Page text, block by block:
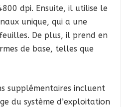
dpi. Ensuite, il utilise le
unique, qui a une
De plus, il prend en
de base, telles que
supplémentaires incluent
du système d’exploitation